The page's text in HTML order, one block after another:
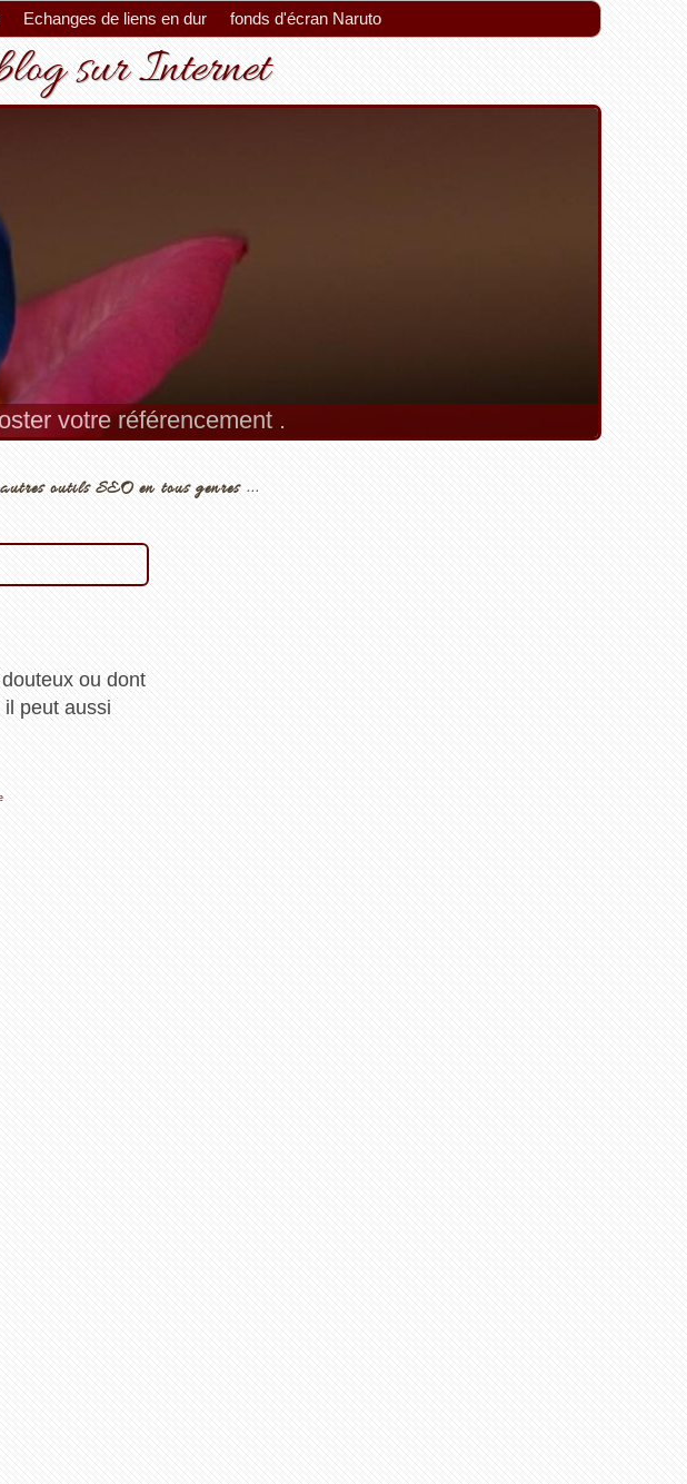
Echanges de liens en dur fonds d'écran Naruto
sur Internet
votre référencement .
outils SEO en tous genres ...
ou dont
peut aussi